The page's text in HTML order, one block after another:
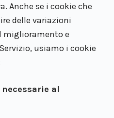
Anche se i cookie che
delle variazioni
miglioramento e
usiamo i cookie
al